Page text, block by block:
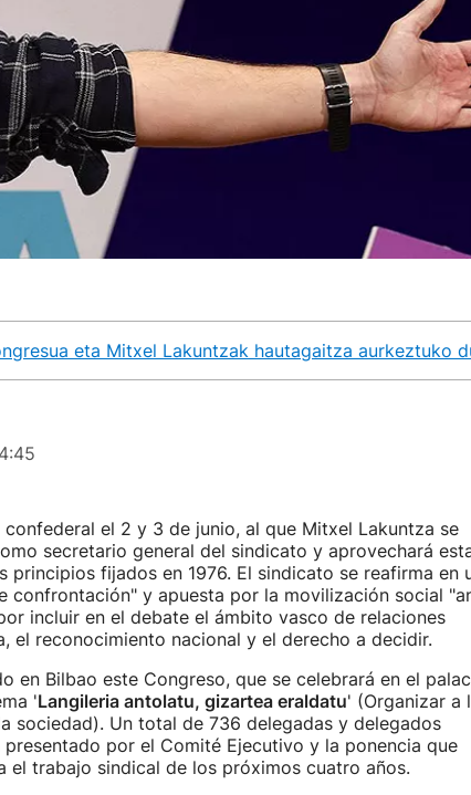
eta Mitxel Lakuntzak hautagaitza aurkeztuko
confederal el 2 y 3 de junio, al que Mitxel Lakuntza se
secretario general del sindicato y aprovechará
principios fijados en 1976. El sindicato se reafirma en
confrontación" y apuesta por la movilización social
incluir en el debate el ámbito vasco de relaciones
el reconocimiento nacional y el derecho a decidir.
en Bilbao este Congreso, que se celebrará en el
'Langileria antolatu, gizartea eraldatu' (Organizar a
sociedad). Un total de 736 delegadas y delegados
por el Comité Ejecutivo y la ponencia que
el trabajo sindical de los próximos cuatro años.